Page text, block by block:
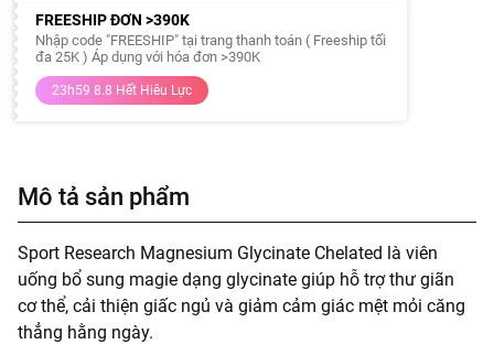
FREESHIP ĐƠN >390K
Nhập code "FREESHIP" tại trang thanh toán ( Freeship tối
đa 25K ) Áp dụng với hóa đơn >390K
23h59 8.8 Hết Hiêu Lực
Mô tả sản phẩm
Sport Research Magnesium Glycinate Chelated là viên
uống bổ sung magie dạng glycinate giúp hỗ trợ thư giãn
cơ thể, cải thiện giấc ngủ và giảm cảm giác mệt mỏi căng
thẳng hằng ngày.